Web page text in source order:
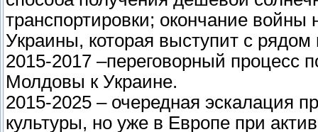
транспортировки; окончание
Украины, которая выступит с
2015-2017 –переговорный процесс
Молдовы к Украине.
2015-2025 – очередная эскалация
культуры, но уже в Европе при